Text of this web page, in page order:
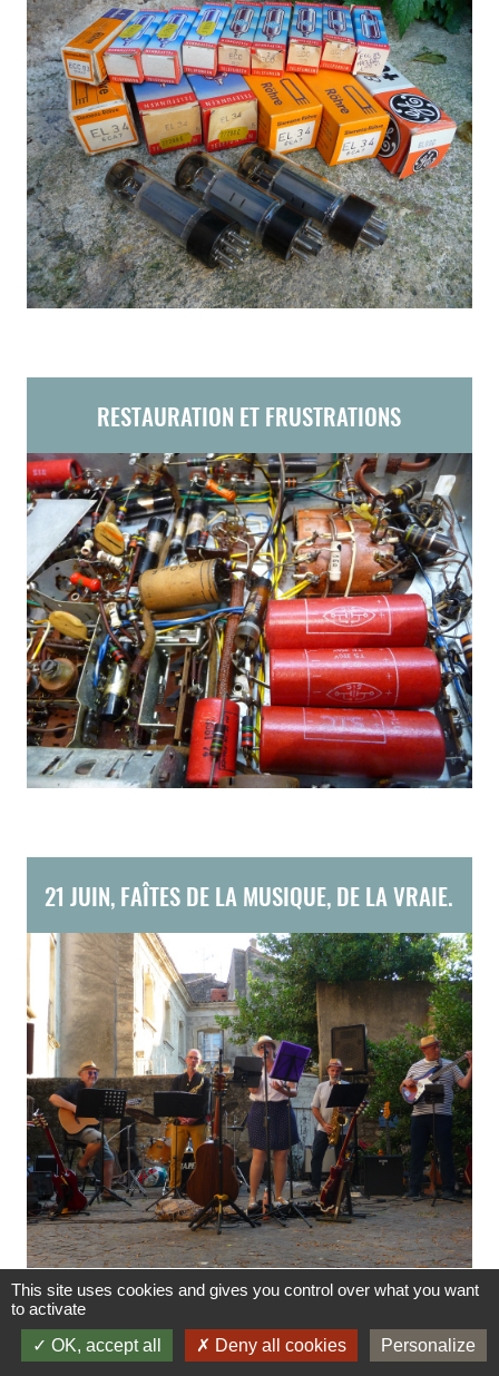
RESTAURATION ET FRUSTRATIONS
21 JUIN, FAÎTES DE LA MUSIQUE, DE LA VRAIE.
This site uses cookies and gives you control over what you want
to activate
OK, accept all
Deny all cookies Personalize